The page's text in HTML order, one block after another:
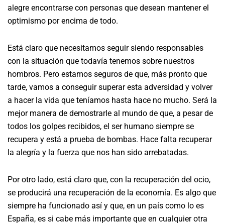
alegre encontrarse con personas que desean mantener el
optimismo por encima de todo.
Está claro que necesitamos seguir siendo responsables
con la situación que todavía tenemos sobre nuestros
hombros. Pero estamos seguros de que, más pronto que
tarde, vamos a conseguir superar esta adversidad y volver
a hacer la vida que teníamos hasta hace no mucho. Será la
mejor manera de demostrarle al mundo de que, a pesar de
todos los golpes recibidos, el ser humano siempre se
recupera y está a prueba de bombas. Hace falta recuperar
la alegría y la fuerza que nos han sido arrebatadas.
Por otro lado, está claro que, con la recuperación del ocio,
se producirá una recuperación de la economía. Es algo que
siempre ha funcionado así y que, en un país como lo es
España, es si cabe más importante que en cualquier otra